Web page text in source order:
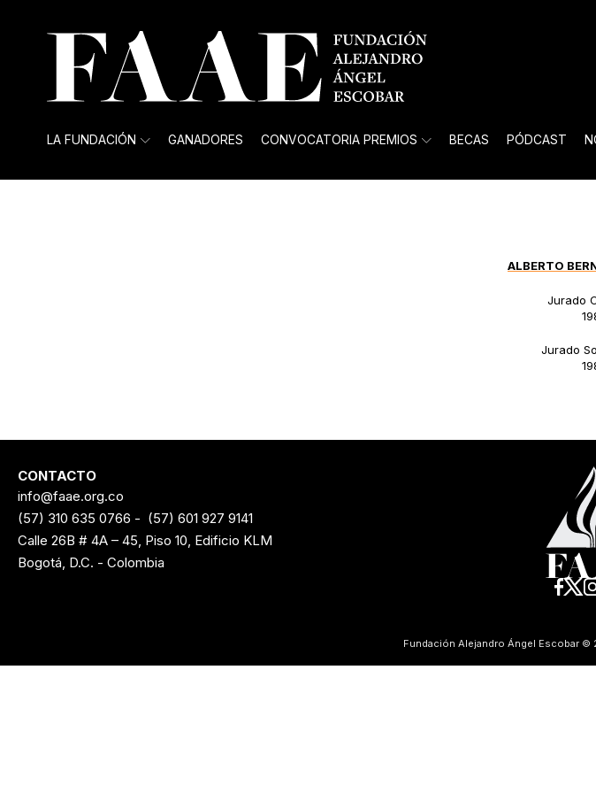
LA FUNDACIÓN GANADORES CONVOCATORIA PREMIOS BECAS PÓDCAST
ALBERTO
Jurado
Jurado
CONTACTO
info@faae.org.co
(57) 310 635 0766 - (57) 601 927 9141
Calle 26B # 4A – 45, Piso 10, Edificio KLM
Bogotá, D.C. - Colombia
Fundación Alejandro Ángel Escobar ©